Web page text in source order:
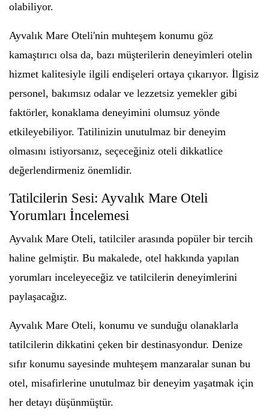
olabiliyor.
Ayvalık Mare Oteli'nin muhteşem konumu göz
kamaştırıcı olsa da, bazı müşterilerin deneyimleri otelin
hizmet kalitesiyle ilgili endişeleri ortaya çıkarıyor. İlgisiz
personel, bakımsız odalar ve lezzetsiz yemekler gibi
faktörler, konaklama deneyimini olumsuz yönde
etkileyebiliyor. Tatilinizin unutulmaz bir deneyim
olmasını istiyorsanız, seçeceğiniz oteli dikkatlice
değerlendirmeniz önemlidir.
Tatilcilerin Sesi: Ayvalık Mare Oteli
Yorumları İncelemesi
Ayvalık Mare Oteli, tatilciler arasında popüler bir tercih
haline gelmiştir. Bu makalede, otel hakkında yapılan
yorumları inceleyeceğiz ve tatilcilerin deneyimlerini
paylaşacağız.
Ayvalık Mare Oteli, konumu ve sunduğu olanaklarla
tatilcilerin dikkatini çeken bir destinasyondur. Denize
sıfır konumu sayesinde muhteşem manzaralar sunan bu
otel, misafirlerine unutulmaz bir deneyim yaşatmak için
her detayı düşünmüştür.